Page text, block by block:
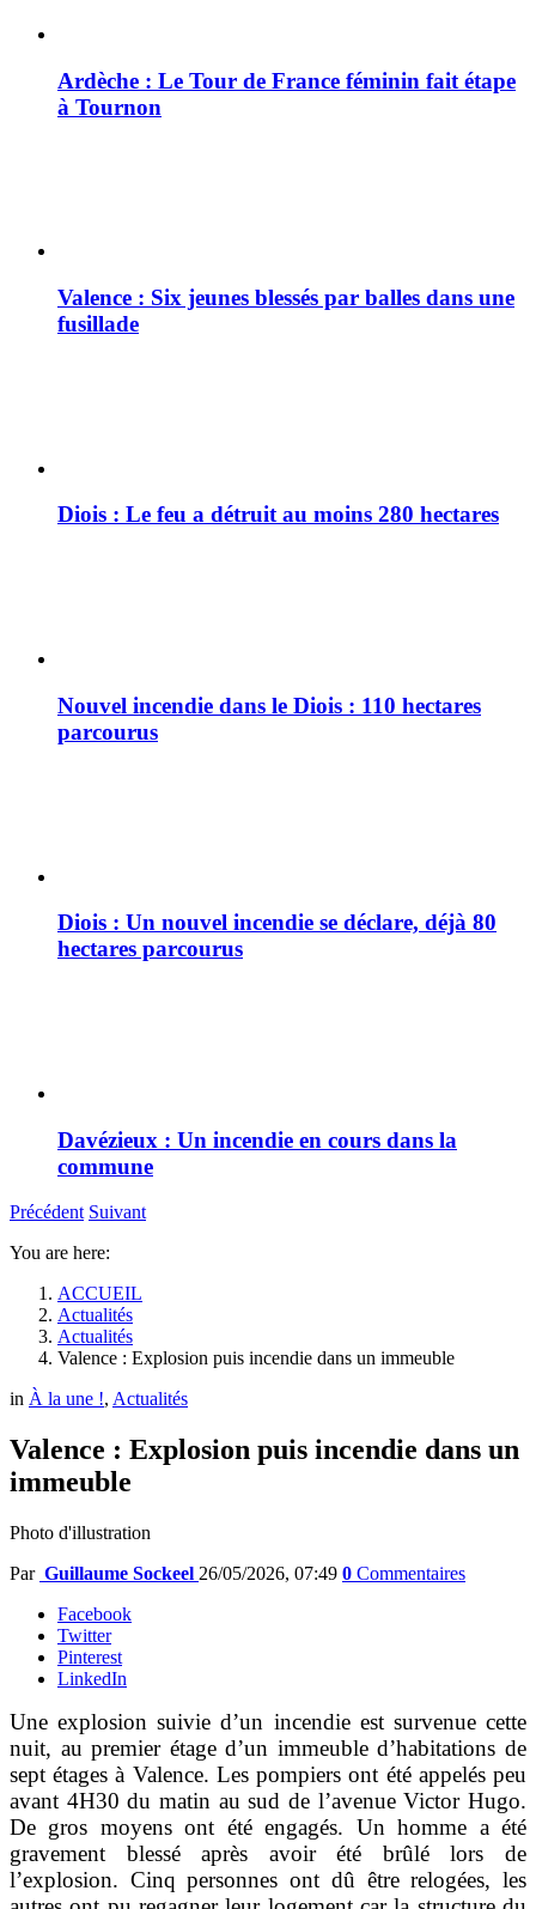
Ardèche : Le Tour de France féminin fait étape
à Tournon
Valence : Six jeunes blessés par balles dans une
fusillade
Diois : Le feu a détruit au moins 280 hectares
Nouvel incendie dans le Diois : 110 hectares
parcourus
Diois : Un nouvel incendie se déclare, déjà 80
hectares parcourus
Davézieux : Un incendie en cours dans la
commune
Précédent Suivant
You are here:
ACCUEIL
Actualités
Actualités
Valence : Explosion puis incendie dans un immeuble
in À la une !, Actualités
Valence : Explosion puis incendie dans un
immeuble
Photo d'illustration
Par Guillaume Sockeel 26/05/2026, 07:49 0 Commentaires
Facebook
Twitter
Pinterest
LinkedIn
Une explosion suivie d’un incendie est survenue cette
nuit, au premier étage d’un immeuble d’habitations de
sept étages à Valence. Les pompiers ont été appelés peu
avant 4H30 du matin au sud de l’avenue Victor Hugo.
De gros moyens ont été engagés. Un homme a été
gravement blessé après avoir été brûlé lors de
l’explosion. Cinq personnes ont dû être relogées, les